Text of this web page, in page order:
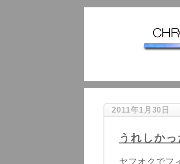
2011年1月30日
うれしかっ
ヤフオクでフ